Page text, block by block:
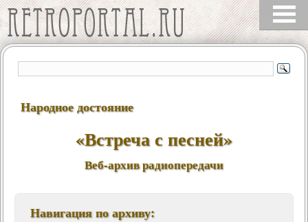
Народное достояние
«Встреча с песней»
Веб-архив радиопередачи
Навигация по архиву: